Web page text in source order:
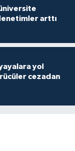
arttı
yol
cezadan